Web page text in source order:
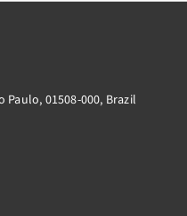
Paulo, 01508-000, Brazil